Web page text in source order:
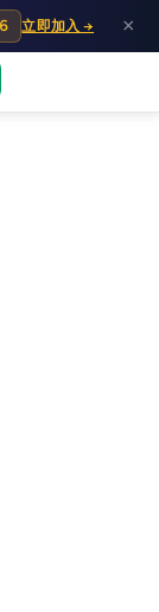
立即加入 → ×
知偏差指南社群交流